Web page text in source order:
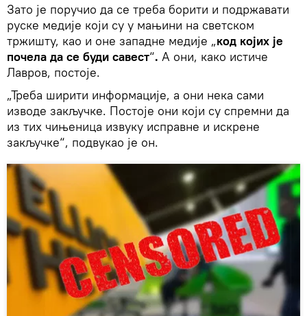
Зато је поручио да се треба борити и подржавати
руске медије који су у мањини на светском
тржишту, као и оне западне медије „код којих је
почела да се буди савест“. А они, како истиче
Лавров, постоје.
„Треба ширити информације, а они нека сами
изводе закључке. Постоје они који су спремни да
из тих чињеница извуку исправне и искрене
закључке“, подвукао је он.